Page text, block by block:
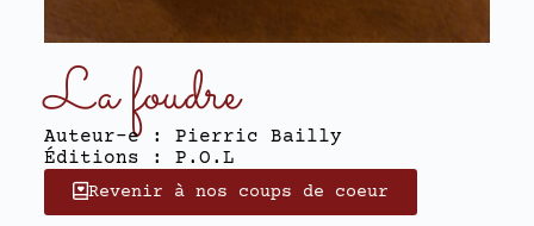
La foudre
Auteur-e : Pierric Bailly
Éditions : P.O.L
Revenir à nos coups de coeur